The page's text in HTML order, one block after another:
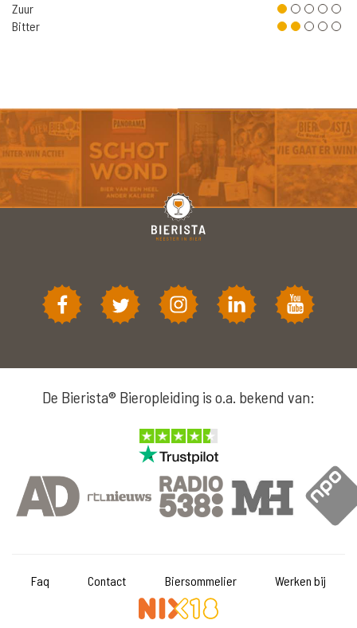
Zuur
Bitter
De Bierista® Bieropleiding is o.a. bekend van:
Faq Contact Biersommelier Werken bij